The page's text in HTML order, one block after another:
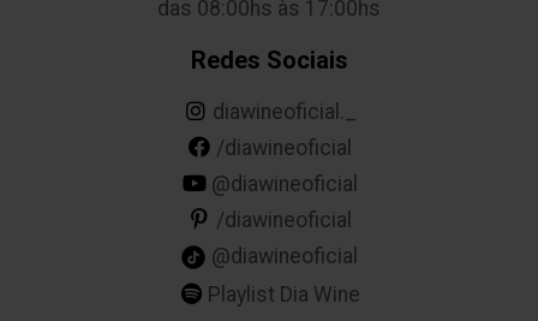
das 08:00hs às 17:00hs
Redes Sociais
diawineoficial._
/diawineoficial
@diawineoficial
/diawineoficial
@diawineoficial
Playlist Dia Wine